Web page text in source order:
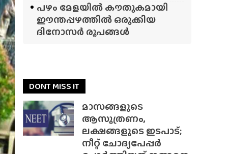
പഴം മേളയിൽ കൗതുകമായി
ഈന്തപ്പഴത്തിൽ ഒരുക്കിയ
ദിനോസർ രൂപങ്ങൾ
DONT MISS IT
മാസങ്ങളുടെ
ആസൂത്രണം,
ലക്ഷങ്ങളുടെ ഇടപാട്;
നീറ്റ് ചോദ്യപേപ്പർ